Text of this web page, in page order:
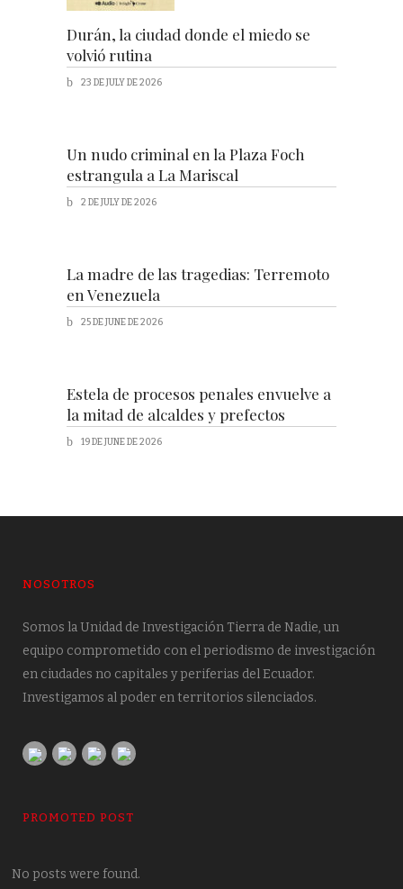
Durán, la ciudad donde el miedo se
volvió rutina
23 DE JULY DE 2026
Un nudo criminal en la Plaza Foch
estrangula a La Mariscal
2 DE JULY DE 2026
La madre de las tragedias: Terremoto
en Venezuela
25 DE JUNE DE 2026
Estela de procesos penales envuelve a
la mitad de alcaldes y prefectos
19 DE JUNE DE 2026
NOSOTROS
Somos la Unidad de Investigación Tierra de Nadie, un
equipo comprometido con el periodismo de investigación
en ciudades no capitales y periferias del Ecuador.
Investigamos al poder en territorios silenciados.
PROMOTED POST
No posts were found.